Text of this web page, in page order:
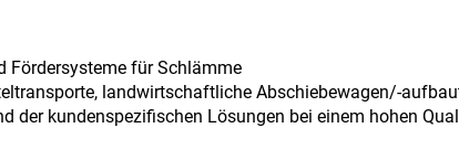
Fördersysteme für Schlämme
landwirtschaftliche Abschiebewagen/-
der kundenspezifischen Lösungen bei einem hohen